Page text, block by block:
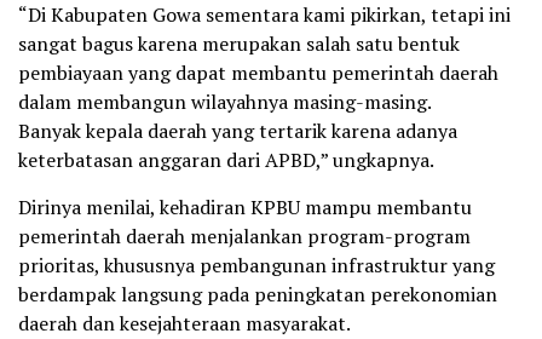
“Di Kabupaten Gowa sementara kami pikirkan, tetapi ini
sangat bagus karena merupakan salah satu bentuk
pembiayaan yang dapat membantu pemerintah daerah
dalam membangun wilayahnya masing-masing.
Banyak kepala daerah yang tertarik karena adanya
keterbatasan anggaran dari APBD,” ungkapnya.
Dirinya menilai, kehadiran KPBU mampu membantu
pemerintah daerah menjalankan program-program
prioritas, khususnya pembangunan infrastruktur yang
berdampak langsung pada peningkatan perekonomian
daerah dan kesejahteraan masyarakat.